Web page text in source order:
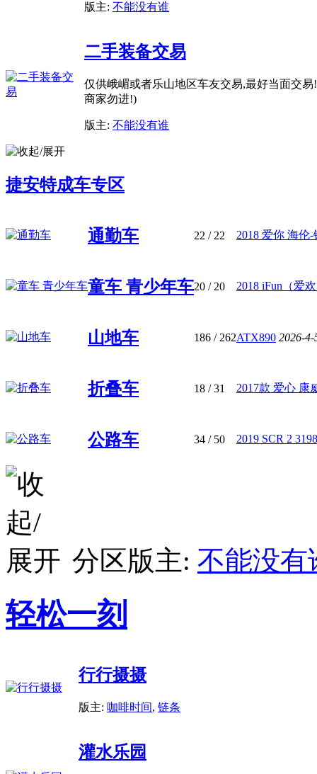
版主: 不能没有谁
二手装备交易
仅供峨嵋或者乐山地区车友交易,最好当面交易
商家勿进!)
版主: 不能没有谁
捷安特成车专区
通勤车 22 / 22 2018 爱你 海伦
童车 青少年车20 / 20 2018 iFun（爱
山地车 186 / 262ATX890 2026-
折叠车 18 / 31 2017款 爱心 康
公路车 34 / 50 2019 SCR 2
分区版主: 不能没有
轻松一刻
行行摄摄
版主: 咖啡时间, 链条
灌水乐园